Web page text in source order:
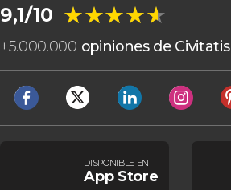
9,1/10 ★★★★★
★★★★★
+5.000.000 opiniones de Civitatis
DISPONIBLE EN
App Store